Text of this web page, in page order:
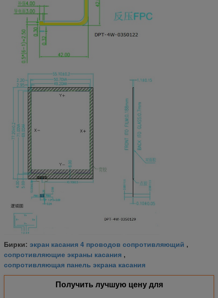
Бирки: экран касания 4 проводов сопротивляющий ,
сопротивляющие экраны касания ,
сопротивляющая панель экрана касания
Получить лучшую цену для